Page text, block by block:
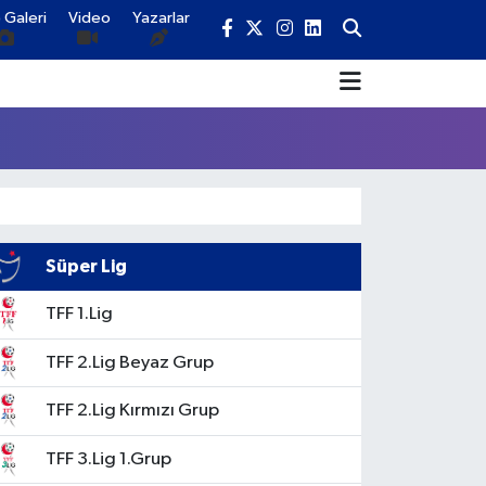
Galeri Video Yazarlar
Süper Lig
TFF 1.Lig
TFF 2.Lig Beyaz Grup
TFF 2.Lig Kırmızı Grup
TFF 3.Lig 1.Grup